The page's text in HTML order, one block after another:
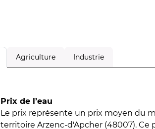
Agriculture Industrie
Prix de l’eau
Le prix représente un prix moyen du
territoire Arzenc-d'Apcher (48007). Ce